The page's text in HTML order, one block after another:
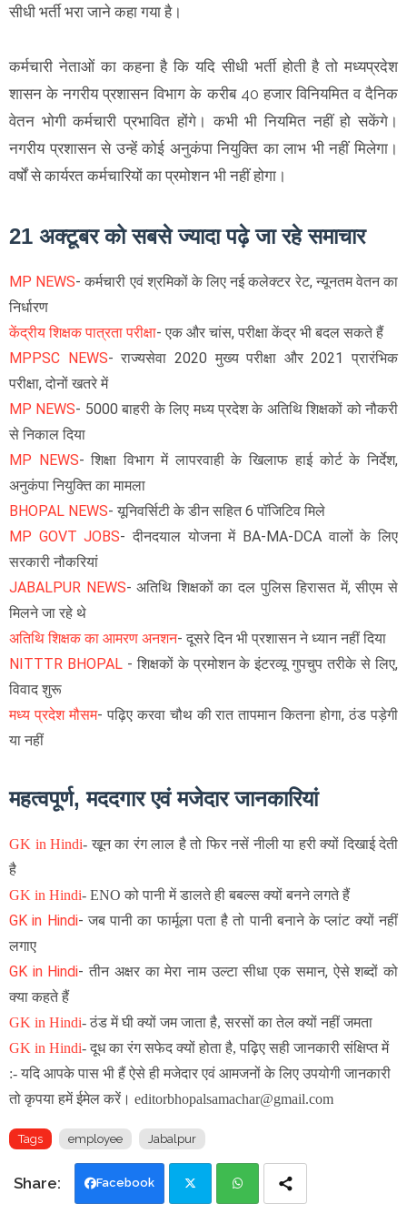
सीधी भर्ती भरा जाने कहा गया है।
कर्मचारी नेताओं का कहना है कि यदि सीधी भर्ती होती है तो मध्यप्रदेश
शासन के नगरीय प्रशासन विभाग के करीब 40 हजार विनियमित व दैनिक
वेतन भोगी कर्मचारी प्रभावित होंगे। कभी भी नियमित नहीं हो सकेंगे।
नगरीय प्रशासन से उन्हें कोई अनुकंपा नियुक्ति का लाभ भी नहीं मिलेगा।
वर्षों से कार्यरत कर्मचारियों का प्रमोशन भी नहीं होगा।
21 अक्टूबर को सबसे ज्यादा पढ़े जा रहे समाचार
MP NEWS- कर्मचारी एवं श्रमिकों के लिए नई कलेक्टर रेट, न्यूनतम वेतन का
निर्धारण
केंद्रीय शिक्षक पात्रता परीक्षा- एक और चांस, परीक्षा केंद्र भी बदल सकते हैं
MPPSC NEWS- राज्यसेवा 2020 मुख्य परीक्षा और 2021 प्रारंभिक
परीक्षा, दोनों खतरे में
MP NEWS- 5000 बाहरी के लिए मध्य प्रदेश के अतिथि शिक्षकों को नौकरी
से निकाल दिया
MP NEWS- शिक्षा विभाग में लापरवाही के खिलाफ हाई कोर्ट के निर्देश,
अनुकंपा नियुक्ति का मामला
BHOPAL NEWS- यूनिवर्सिटी के डीन सहित 6 पॉजिटिव मिले
MP GOVT JOBS- दीनदयाल योजना में BA-MA-DCA वालों के लिए
सरकारी नौकरियां
JABALPUR NEWS- अतिथि शिक्षकों का दल पुलिस हिरासत में, सीएम से
मिलने जा रहे थे
अतिथि शिक्षक का आमरण अनशन- दूसरे दिन भी प्रशासन ने ध्यान नहीं दिया
NITTTR BHOPAL - शिक्षकों के प्रमोशन के इंटरव्यू गुपचुप तरीके से लिए,
विवाद शुरू
मध्य प्रदेश मौसम- पढ़िए करवा चौथ की रात तापमान कितना होगा, ठंड पड़ेगी
या नहीं
महत्वपूर्ण, मददगार एवं मजेदार जानकारियां
GK in Hindi- खून का रंग लाल है तो फिर नसें नीली या हरी क्यों दिखाई देती
है
GK in Hindi- ENO को पानी में डालते ही बबल्स क्यों बनने लगते हैं
GK in Hindi- जब पानी का फार्मूला पता है तो पानी बनाने के प्लांट क्यों नहीं
लगाए
GK in Hindi- तीन अक्षर का मेरा नाम उल्टा सीधा एक समान, ऐसे शब्दों को
क्या कहते हैं
GK in Hindi- ठंड में घी क्यों जम जाता है, सरसों का तेल क्यों नहीं जमता
GK in Hindi- दूध का रंग सफेद क्यों होता है, पढ़िए सही जानकारी संक्षिप्त में
:- यदि आपके पास भी हैं ऐसे ही मजेदार एवं आमजनों के लिए उपयोगी जानकारी
तो कृपया हमें ईमेल करें। editorbhopalsamachar@gmail.com
Tags employee Jabalpur
Facebook